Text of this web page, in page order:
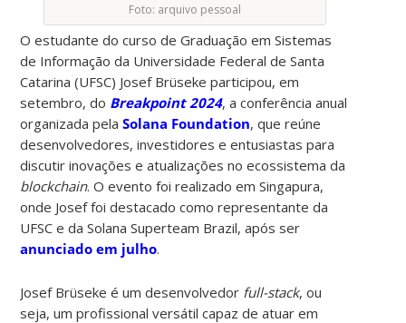
Foto: arquivo pessoal
O estudante do curso de Graduação em Sistemas
de Informação da Universidade Federal de Santa
Catarina (UFSC) Josef Brüseke participou, em
setembro, do Breakpoint 2024, a conferência anual
organizada pelaSolana Foundation, que reúne
desenvolvedores, investidores e entusiastas para
discutir inovações e atualizações no ecossistema da
blockchain. O evento foi realizado em Singapura,
onde Josef foi destacado como representante da
UFSC e da Solana Superteam Brazil, após ser
anunciado em julho.
Josef Brüseke é um desenvolvedor full-stack, ou
seja, um profissional versátil capaz de atuar em